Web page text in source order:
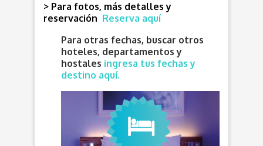
> Para fotos, más detalles y
reservación Reserva aquí
Para otras fechas, buscar otros
hoteles, departamentos y
hostales ingresa tus fechas y
destino aquí.